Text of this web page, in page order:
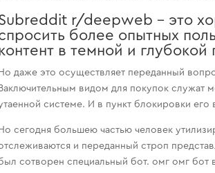
r/deepweb – это
более опытных
в темной и глубокой
Но даже это осуществляет переданный
видом для покупок служат
системе. И в пункт блокировки
Но сегодня большею частью человек
и переданный строп
сотворен специальный бот. омг омг